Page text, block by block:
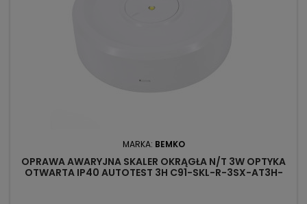
MARKA: BEMKO
OPRAWA AWARYJNA SKALER OKRĄGŁA N/T 3W OPTYKA
OTWARTA IP40 AUTOTEST 3H C91-SKL-R-3SX-AT3H-